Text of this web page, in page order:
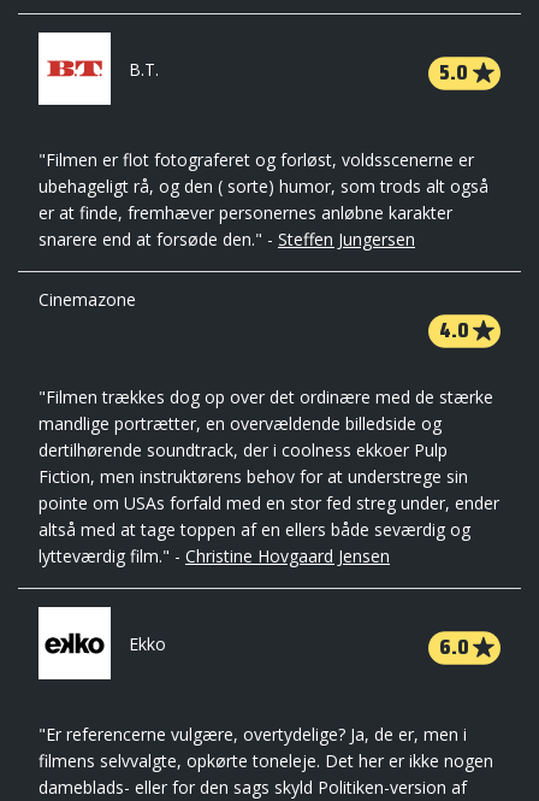
B.T. 5.0
"Filmen er flot fotograferet og forløst, voldsscenerne er
ubehageligt rå, og den ( sorte) humor, som trods alt også
er at finde, fremhæver personernes anløbne karakter
snarere end at forsøde den." - Steffen Jungersen
Cinemazone
4.0
"Filmen trækkes dog op over det ordinære med de stærke
mandlige portrætter, en overvældende billedside og
dertilhørende soundtrack, der i coolness ekkoer Pulp
Fiction, men instruktørens behov for at understrege sin
pointe om USAs forfald med en stor fed streg under, ender
altså med at tage toppen af en ellers både seværdig og
lytteværdig film." - Christine Hovgaard Jensen
Ekko 6.0
"Er referencerne vulgære, overtydelige? Ja, de er, men i
filmens selvvalgte, opkørte toneleje. Det her er ikke nogen
dameblads- eller for den sags skyld Politiken-version af